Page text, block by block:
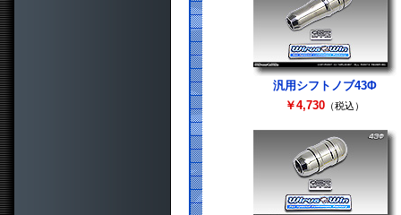
汎用シフトノブ43Φ
￥4,730 （税込）